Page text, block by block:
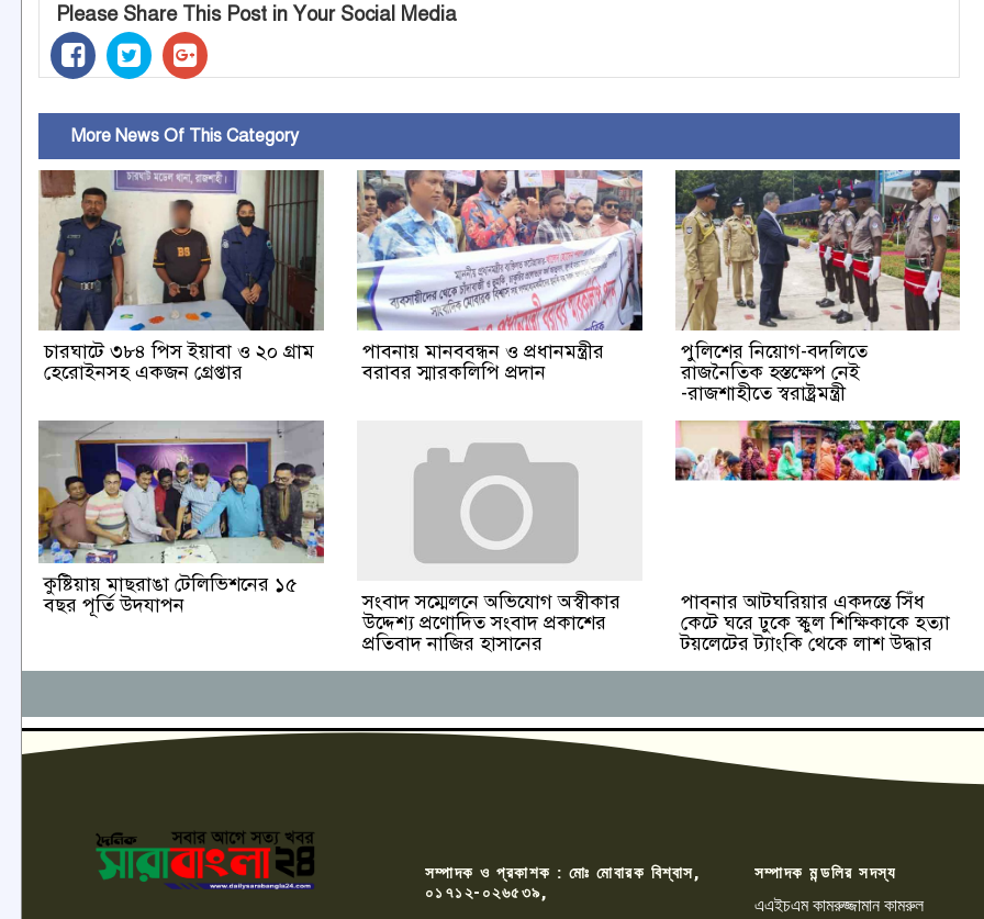
Please Share This Post in Your Social Media
More News Of This Category
চারঘাটে ৩৮৪ পিস ইয়াবা ও ২০ গ্রাম
হেরোইনসহ একজন গ্রেপ্তার
পাবনায় মানববন্ধন ও প্রধানমন্ত্রীর
বরাবর স্মারকলিপি প্রদান
পুলিশের নিয়োগ-বদলিতে
রাজনৈতিক হস্তক্ষেপ নেই
-রাজশাহীতে স্বরাষ্ট্রমন্ত্রী
কুষ্টিয়ায় মাছরাঙা টেলিভিশনের ১৫
বছর পূর্তি উদযাপন
সংবাদ সম্মেলনে অভিযোগ অস্বীকার
উদ্দেশ্য প্রণোদিত সংবাদ প্রকাশের
প্রতিবাদ নাজির হাসানের
পাবনার আটঘরিয়ার একদন্তে সিঁধ
কেটে ঘরে ঢুকে স্কুল শিক্ষিকাকে হত্যা
টয়লেটের ট্যাংকি থেকে লাশ উদ্ধার
সম্পাদক ও প্রকাশক : মোঃ মোবারক বিশ্বাস,
০১৭১২-০২৬৫৩৯,
সম্পাদক মন্ডলির সদস্য
এএইচএম কামরুজ্জামান কামরুল